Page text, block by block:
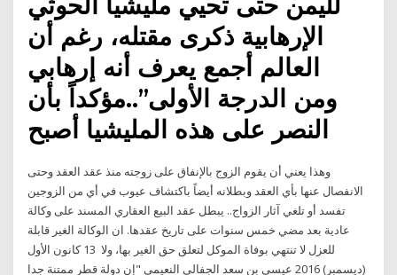
الإرهابية ذكرى مقتله، رغم أن
العالم أجمع يعرف أنه إرهابي
ومن الدرجة الأولى”..مؤكداً بأن
النصر على هذه المليشيا أصبح
وهذا يعني أن يقوم الزوج بالإنفاق على زوجته منذ عقد العقد وحتى
الانفصال عنها بأي العقد وبطلانه أيضاً باكتشاف عيوب في أي من الزوجين
تفسد أو تلغي آثار الزواج‏.‏. يبطل عقد البيع العقاري المسند على وكالة
عادية بعد مضي خمس سنوات على تاريخ عقدها. ان الوكالة الغير قابلة
للعزل لا تنتهي بوفاة الموكل لتعلق حق الغير بها، ولا 13 كانون الأول
(ديسمبر) 2016 عيسى بن سعد الجفالي النعيمي "إن دولة قطر ممتنة جدا